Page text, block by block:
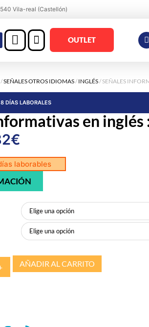
Vila-real (Castellón)
OUTLET
/SEÑALES OTROS IDIOMAS/INGLÉS/ SEÑALES
DÍAS LABORALES
en inglés
€
laborables
AÑADIR AL CARRITO